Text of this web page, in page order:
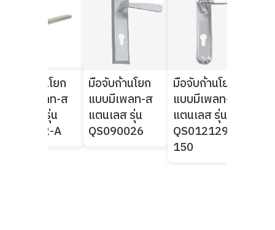
มือจับก้านโยก
แบบมีเพลท-ส
แตนเลส รุ่น
K8-3112-A
มือจับก้านโยก
แบบมีเพลท-ส
แตนเลส รุ่น
QS090026
มือจับก้านโยก
แบบมีเพลท-ส
แตนเลส รุ่น
QS012129-
150